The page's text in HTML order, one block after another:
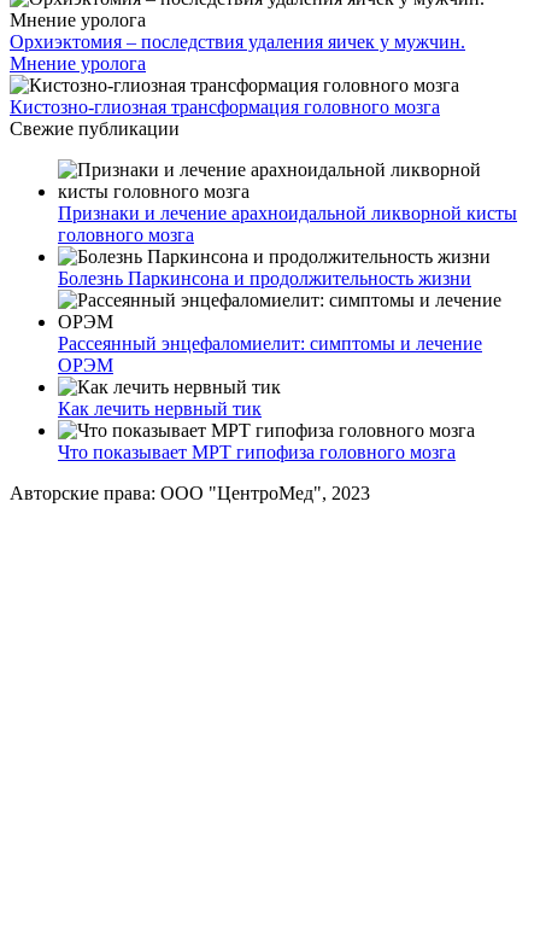
Орхиэктомия – последствия удаления яичек у мужчин.
Мнение уролога
Кистозно-глиозная трансформация головного мозга
Свежие публикации
Признаки и лечение арахноидальной ликворной кисты
головного мозга
Болезнь Паркинсона и продолжительность жизни
Рассеянный энцефаломиелит: симптомы и лечение
ОРЭМ
Как лечить нервный тик
Что показывает МРТ гипофиза головного мозга
Авторские права: ООО "ЦентроМед", 2023